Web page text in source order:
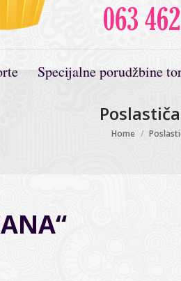
Specijalne porudžbine
You are here:
Home